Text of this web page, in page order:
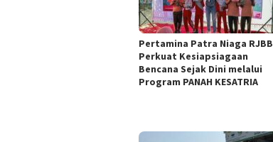
Pertamina Patra Niaga RJBB
Perkuat Kesiapsiagaan
Bencana Sejak Dini melalui
Program PANAH KESATRIA